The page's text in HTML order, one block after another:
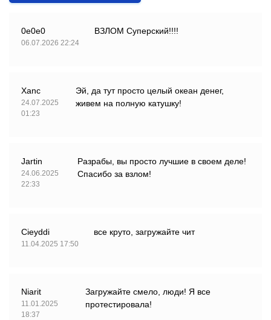
0e0e0
06.07.2026 22:24
ВЗЛОМ Суперский!!!!
Xanc
24.07.2025
01:23
Эй, да тут просто целый океан денег,
живем на полную катушку!
Jartin
24.06.2025
22:33
Разрабы, вы просто лучшие в своем деле!
Спасибо за взлом!
Cieyddi
11.04.2025 17:50
все круто, загружайте чит
Niarit
11.01.2025
18:37
Загружайте смело, люди! Я все
протестировала!